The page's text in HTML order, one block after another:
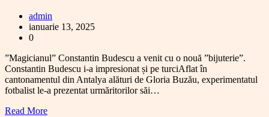
admin
ianuarie 13, 2025
0
”Magicianul” Constantin Budescu a venit cu o nouă ”bijuterie”.
Constantin Budescu i-a impresionat și pe turciAflat în
cantonamentul din Antalya alături de Gloria Buzău, experimentatul
fotbalist le-a prezentat urmăritorilor săi…
Read More